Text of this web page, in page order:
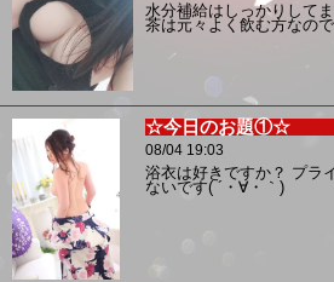
水分補給はしっかりして
茶は元々よく飲む方なの
☆今日のお題①☆
08/04 19:03
浴衣は好きですか？ プラ
ないです( ´・∀・｀)